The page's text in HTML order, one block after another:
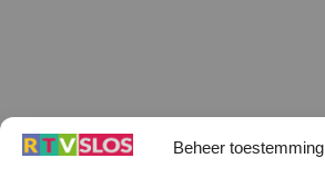
Beheer toestemming